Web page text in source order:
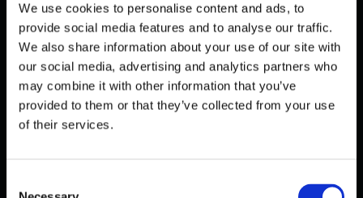
We use cookies to personalise content and ads, to
provide social media features and to analyse our traffic.
We also share information about your use of our site with
our social media, advertising and analytics partners who
may combine it with other information that you’ve
provided to them or that they’ve collected from your use
of their services.
PUBLIC
SKANSENS BESØKSFLYT I SANNTID
— EN KAPASITETSMÅLING
LØSNING